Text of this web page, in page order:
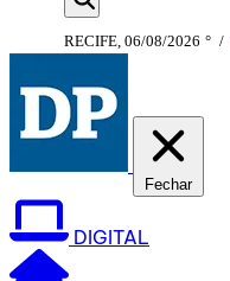
RECIFE, 06/08/2026 ° /
Fechar
DIGITAL